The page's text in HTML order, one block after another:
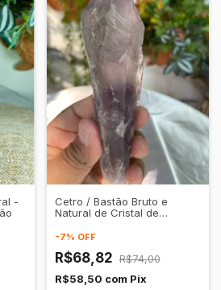
-
Cetro / Bastão Bruto e
Natural de Cristal de
Transparente
-7% OFF
R$68,82 R$74,00
R$58,50 com Pix